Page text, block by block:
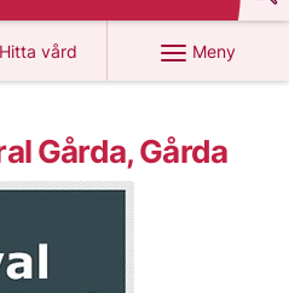
Hitta vård
på 1177.se
Meny
Gårda, Gårda